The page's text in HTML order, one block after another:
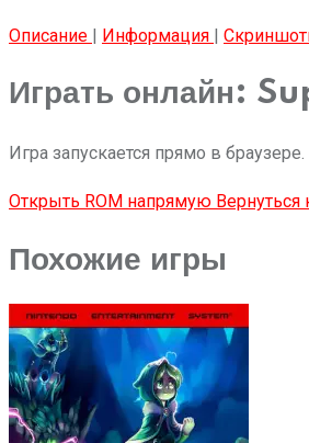
Описание | Информация |
Играть онлайн:
Игра запускается прямо в
Открыть ROM напрямую
Похожие игры